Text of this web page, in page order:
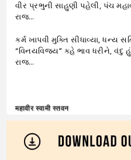
વીર પ્રભુની સાહુણી પહેલી, પંચ
રાજ…
કર્મ ખાપવી મુક્તિ સીધાવ્યા, ધન્ય
“વિનયવિજય” કહે ભાવ ધરીને, વંદુ હું
રાજ…
महावीर स्वामी स्तवन